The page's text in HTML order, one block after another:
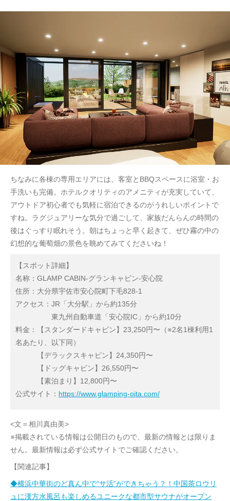
ちなみに各棟の専用エリアには、客室とBBQスペースに浴室・お
手洗いも完備。ホテルクオリティのアメニティが充実していて、
アウトドア初心者でも気軽に宿泊できるのがうれしいポイントで
すね。ラグジュアリーな気分で過ごして、家族だんらんの時間の
後はぐっすり眠れそう。朝はちょっと早く起きて、ぜひ霧の中の
幻想的な葡萄畑の景色を眺めてみてくださいね！
【スポット詳細】
名称：GLAMP CABIN-グランキャビン-安心院
住所：大分県宇佐市安心院町下毛828-1
アクセス：JR「大分駅」から約135分
東九州自動車道「安心院IC」から約10分
料金：【スタンダードキャビン】23,250円〜（※2名1棟利用1
名あたり、以下同）
【デラックスキャビン】24,350円〜
【ドッグキャビン】26,550円〜
【素泊まり】12,800円〜
公式サイト： https://www.glamping-oita.com/
<文＝相川真由美>
※掲載されている情報は公開日のもので、最新の情報とは限りま
せん。最新情報は必ず公式サイトでご確認ください。
【関連記事】
◆横浜中華街のど真ん中で“サ活”ができちゃう？！中国茶ロウリ
ュに漢方水風呂も楽しめるユニークな都市型サウナがオープン